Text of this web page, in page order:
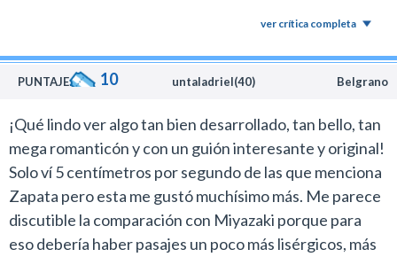
ver crítica completa
PUNTAJE: 10 untaladriel(40) Belgrano
¡Qué lindo ver algo tan bien desarrollado, tan bello, tan
mega romanticón y con un guión interesante y original!
Solo ví 5 centímetros por segundo de las que menciona
Zapata pero esta me gustó muchísimo más. Me parece
discutible la comparación con Miyazaki porque para
eso debería haber pasajes un poco más lisérgicos, más